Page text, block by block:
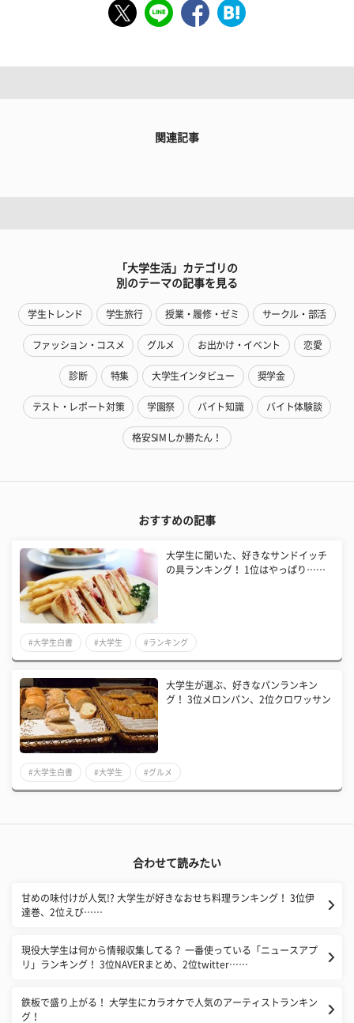
関連記事
「大学生活」カテゴリの
別のテーマの記事を見る
学生トレンド 学生旅行 授業・履修・ゼミ サークル・部活
ファッション・コスメ グルメ お出かけ・イベント 恋愛
診断 特集 大学生インタビュー 奨学金
テスト・レポート対策 学園祭 バイト知識 バイト体験談
格安SIMしか勝たん！
おすすめの記事
大学生に聞いた、好きなサンドイッチ
の具ランキング！ 1位はやっぱり……
#大学生白書 #大学生 #ランキング
大学生が選ぶ、好きなパンランキン
グ！ 3位メロンパン、2位クロワッサン
#大学生白書 #大学生 #グルメ
合わせて読みたい
甘めの味付けが人気!? 大学生が好きなおせち料理ランキング！ 3位伊
達巻、2位えび……
現役大学生は何から情報収集してる？ 一番使っている「ニュースアプ
リ」ランキング！ 3位NAVERまとめ、2位twitter……
鉄板で盛り上がる！ 大学生にカラオケで人気のアーティストランキン
グ！